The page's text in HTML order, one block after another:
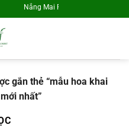
Nắng Mai Flrosit - Điện Hoa Toàn
gắn thẻ “mẫu hoa khai
nhất”